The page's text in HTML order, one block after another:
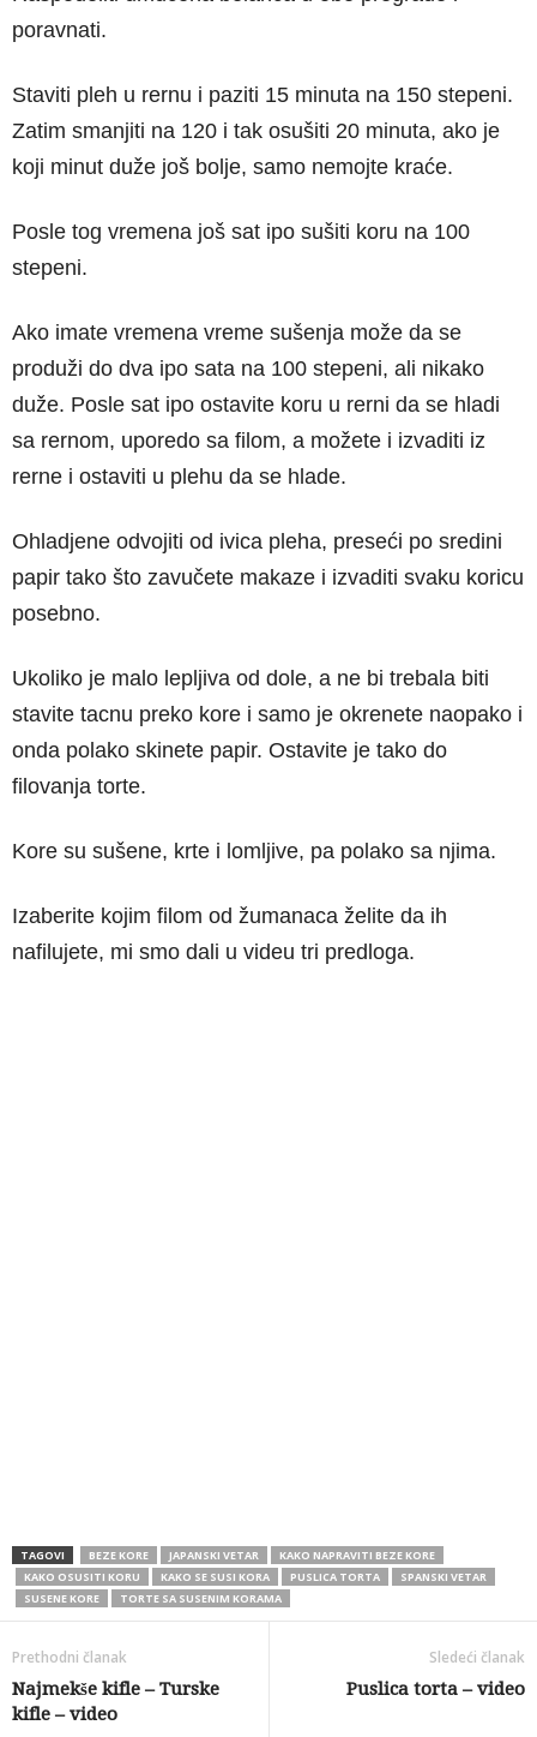
poravnati.
Staviti pleh u rernu i paziti 15 minuta na 150 stepeni.
Zatim smanjiti na 120 i tak osušiti 20 minuta, ako je
koji minut duže još bolje, samo nemojte kraće.
Posle tog vremena još sat ipo sušiti koru na 100
stepeni.
Ako imate vremena vreme sušenja može da se
produži do dva ipo sata na 100 stepeni, ali nikako
duže. Posle sat ipo ostavite koru u rerni da se hladi
sa rernom, uporedo sa filom, a možete i izvaditi iz
rerne i ostaviti u plehu da se hlade.
Ohladjene odvojiti od ivica pleha, preseći po sredini
papir tako što zavučete makaze i izvaditi svaku koricu
posebno.
Ukoliko je malo lepljiva od dole, a ne bi trebala biti
stavite tacnu preko kore i samo je okrenete naopako i
onda polako skinete papir. Ostavite je tako do
filovanja torte.
Kore su sušene, krte i lomljive, pa polako sa njima.
Izaberite kojim filom od žumanaca želite da ih
nafilujete, mi smo dali u videu tri predloga.
TAGOVI BEZE KORE JAPANSKI VETAR
KAKO NAPRAVITI BEZE KORE
KAKO OSUSITI KORU
KAKO SE SUSI KORA PUSLICA TORTA
SPANSKI VETAR
SUSENE KORE
TORTE SA SUSENIM KORAMA
Prethodni članak
Najmekše kifle – Turske
kifle – video
Sledeći članak
Puslica torta – video